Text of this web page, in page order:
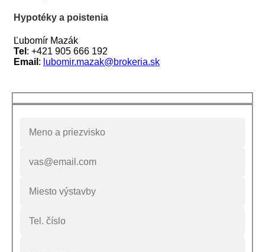
Hypotéky a poistenia
Ľubomír Mazák
Tel : +421 905 666 192
Email : lubomir.mazak@brokeria.sk